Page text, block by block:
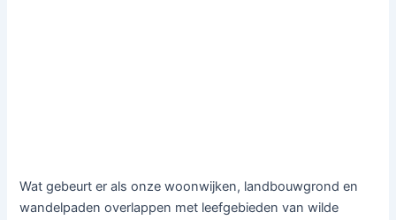
Wat gebeurt er als onze woonwijken, landbouwgrond en
wandelpaden overlappen met leefgebieden van wilde